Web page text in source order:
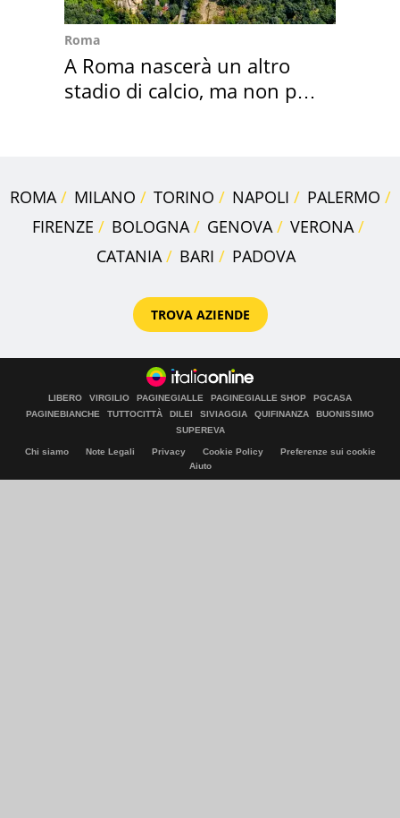
Roma
A Roma nascerà un altro
stadio di calcio, ma non per
ROMA MILANO TORINO NAPOLI
PALERMO
FIRENZE
BOLOGNA GENOVA
VERONA
CATANIA
BARI PADOVA
TROVA AZIENDE
LIBERO VIRGILIO PAGINEGIALLE PAGINEGIALLE SHOP
PGCASA
PAGINEBIANCHE
TUTTOCITTÀ DILEI SIVIAGGIA QUIFINANZA
BUONISSIMO
SUPEREVA
Chi siamo Note Legali Privacy Cookie Policy
Preferenze sui cookie
Aiuto